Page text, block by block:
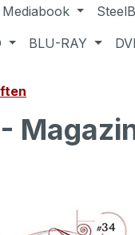
Mediabook
BLU-RAY